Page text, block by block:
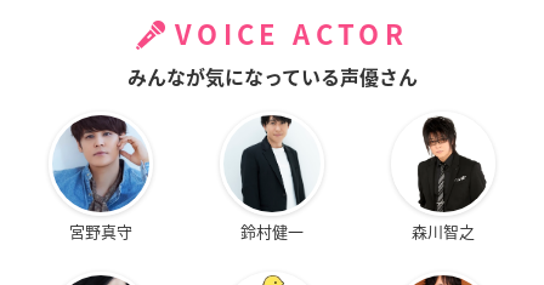
VOICE ACTOR
みんなが気になっている声優さん
宮野真守 鈴村健一 森川智之